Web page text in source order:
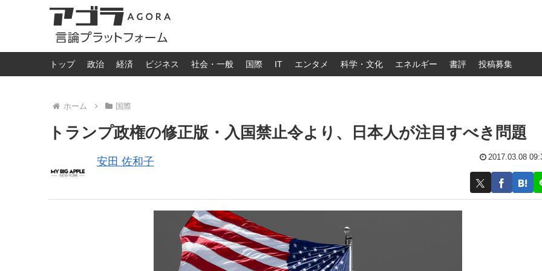
トップ 政治 経済 ビジネス 社会・一般 国際 IT エンタメ 科学・文化 エネルギー 書評 投稿募集
ホーム 国際
トランプ政権の修正版・入国禁止令より、日本人が注目すべき問題
安田 佐和子 2017.03.08